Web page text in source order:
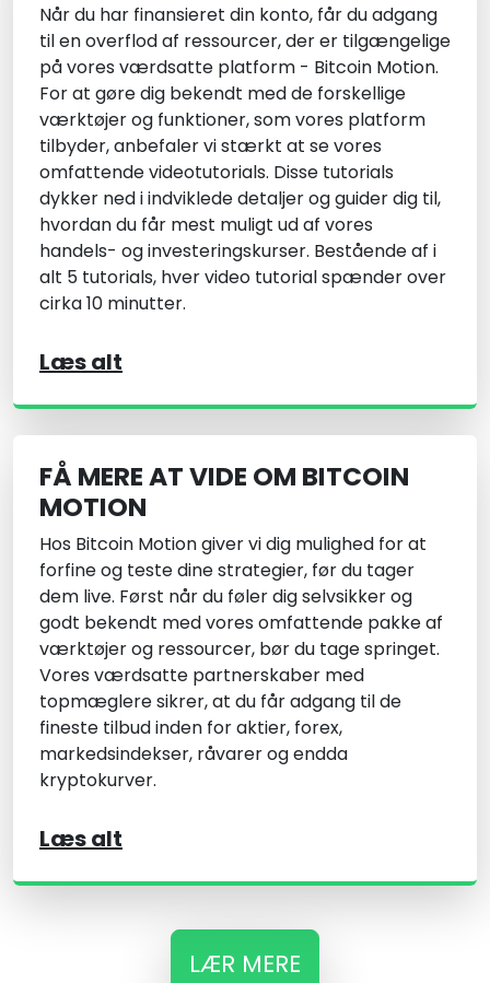
Når du har finansieret din konto, får du adgang
til en overflod af ressourcer, der er tilgængelige
på vores værdsatte platform - Bitcoin Motion.
For at gøre dig bekendt med de forskellige
værktøjer og funktioner, som vores platform
tilbyder, anbefaler vi stærkt at se vores
omfattende videotutorials. Disse tutorials
dykker ned i indviklede detaljer og guider dig til,
hvordan du får mest muligt ud af vores
handels- og investeringskurser. Bestående af i
alt 5 tutorials, hver video tutorial spænder over
cirka 10 minutter.
Læs alt
FÅ MERE AT VIDE OM BITCOIN
MOTION
Hos Bitcoin Motion giver vi dig mulighed for at
forfine og teste dine strategier, før du tager
dem live. Først når du føler dig selvsikker og
godt bekendt med vores omfattende pakke af
værktøjer og ressourcer, bør du tage springet.
Vores værdsatte partnerskaber med
topmæglere sikrer, at du får adgang til de
fineste tilbud inden for aktier, forex,
markedsindekser, råvarer og endda
kryptokurver.
Læs alt
LÆR MERE